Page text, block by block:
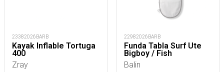
23382026BARB
Kayak Inflable Tortuga
400
Zray
22982026BARB
Funda Tabla Surf Ute
Bigboy / Fish
Balin